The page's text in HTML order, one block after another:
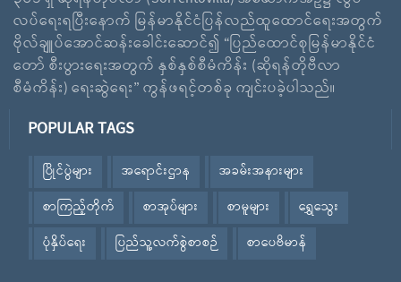
လပ်ရေးရပြီးနောက် မြန်မာနိုင်ငံပြန်လည်ထူထောင်ရေးအတွက်
ဗိုလ်ချူပ်အောင်ဆန်းခေါင်းဆောင်၍ “ပြည်ထောင်စုမြန်မာနိုင်ငံ
တော် စီးပွားရေးအတွက် နှစ်နှစ်စီမံကိန်း (ဆိုရန်တိုဗီလာ
စီမံကိန်း) ရေးဆွဲရေး” ကွန်ဖရင့်တစ်ခု ကျင်းပခဲ့ပါသည်။
POPULAR TAGS
ပြိုင်ပွဲများ အရောင်းဌာန
အခမ်းအနားများ
စာကြည့်တိုက်
စာအုပ်များ စာမူများ
ရွှေသွေး
ပုံနှိပ်ရေး
ပြည်သူ့လက်စွဲစာစဉ် စာပေဗိမာန်